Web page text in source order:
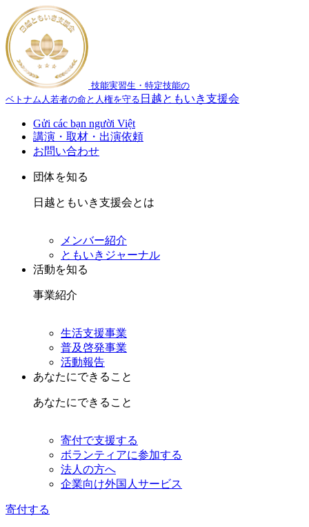
技能実習生・特定技能の
ベトナム人若者の命と人権を守る 日越ともいき支援会
Gửi các bạn người Việt
講演・取材・出演依頼
お問い合わせ
団体を知る
日越ともいき支援会とは
メンバー紹介
ともいきジャーナル
活動を知る
事業紹介
生活支援事業
普及啓発事業
活動報告
あなたにできること
あなたにできること
寄付で支援する
ボランティアに参加する
法人の方へ
企業向け外国人サービス
寄付する